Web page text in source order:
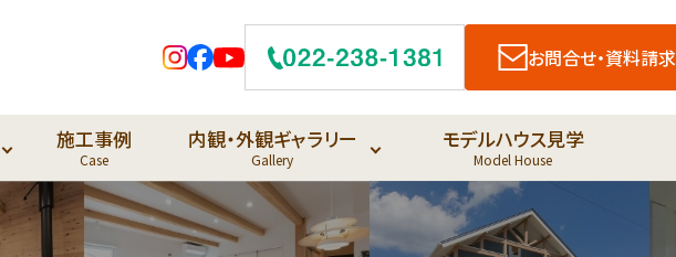
お問合せ・資料請求
施工事例
Case
内観・外観ギャラリー
Gallery
モデルハウス見学
Model House